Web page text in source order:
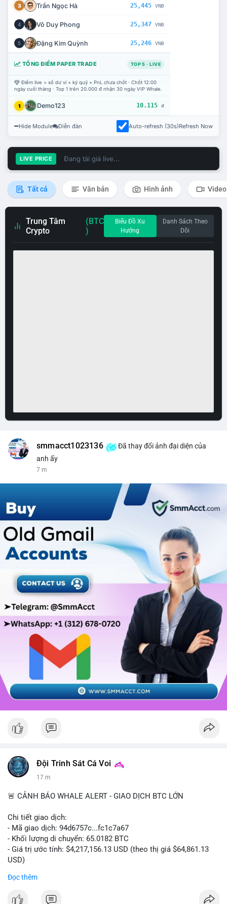
3 Trần Ngọc Hà 25,445 VNĐ
4 Võ Duy Phong 25,347 VNĐ
5 Đặng Kim Quỳnh 25,246 VNĐ
TỔNG ĐIỂM PAPER TRADE TOP 5 · LIVE
Điểm live = số dư ví + ký quỹ + PnL chưa chốt · Chốt 12:00
ngày cuối tháng · Top 1 trên 20.000 đ nhận 30 ngày VIP Whale.
1 Demo123 10.115 đ
Hide Module Diễn đàn Auto-refresh (30s)Refresh Now
LIVE PRICE Đang tải giá live...
Tất cả Văn bản Hình ảnh Video
Trung Tâm
Crypto
(BTC
)
Biểu Đồ Xu
Hướng
Danh Sách Theo
Dõi
smmacct1023136
Đã thay đổi ảnh đại diện của
anh ấy
7 m
Đội Trinh Sát Cá Voi
17 m
🚨 CẢNH BÁO WHALE ALERT - GIAO DỊCH BTC LỚN
Chi tiết giao dịch:
- Mã giao dịch: 94d6757c...fc1c7a67
- Khối lượng di chuyển: 65.0182 BTC
- Giá trị ước tính: $4,217,156.13 USD (theo thị giá $64,861.13
USD)
Đọc thêm